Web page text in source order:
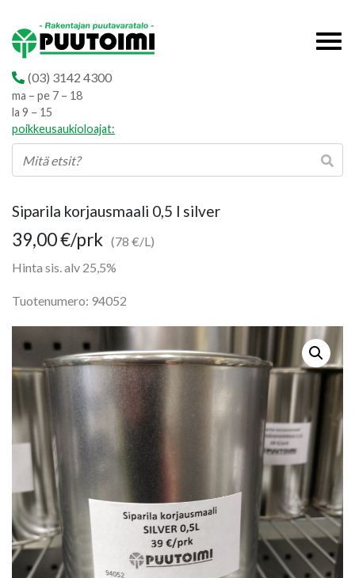
(03) 3142 4300
ma – pe 7 – 18
la 9 – 15
poikkeusaukioloajat:
Siparila korjausmaali 0,5 l silver
39,00€/prk (78 €/L)
Hinta sis. alv 25,5%
Tuotenumero: 94052